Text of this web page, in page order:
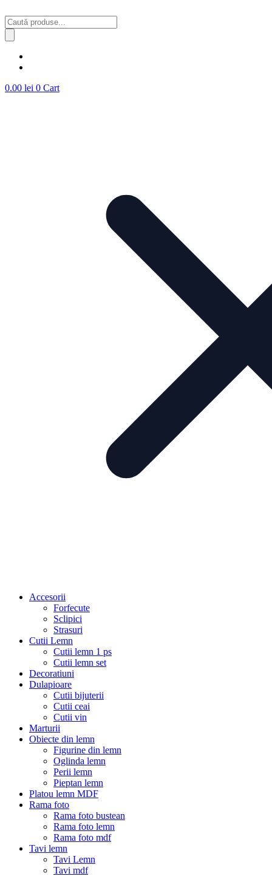
la
conținut
Products
search
0.00 lei 0 Cart
Accesorii
Forfecute
Sclipici
Strasuri
Cutii Lemn
Cutii lemn 1 ps
Cutii lemn set
Decoratiuni
Dulapioare
Cutii bijuterii
Cutii ceai
Cutii vin
Marturii
Obiecte din lemn
Figurine din lemn
Oglinda lemn
Perii lemn
Pieptan lemn
Platou lemn MDF
Rama foto
Rama foto bustean
Rama foto lemn
Rama foto mdf
Tavi lemn
Tavi Lemn
Tavi mdf